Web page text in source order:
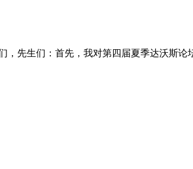
先生们：首先，我对第四届夏季达沃斯论